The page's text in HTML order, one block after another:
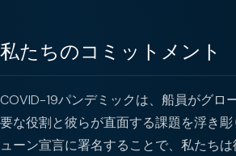
私たちのコミットメント
COVID-19パンデミックは、船員がグロ
要な役割と彼らが直面する課題を浮き
ューン宣言に署名することで、私たち